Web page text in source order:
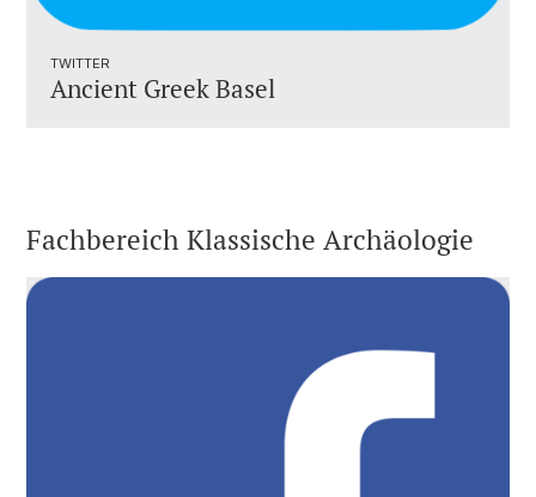
TWITTER
Ancient Greek Basel
Fachbereich Klassische Archäologie